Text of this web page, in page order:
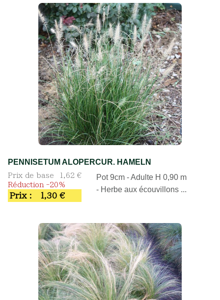
PENNISETUM ALOPERCUR. HAMELN
Prix de base
1,62 €
Réduction -20%
Prix : 1,30 €
Pot 9cm - Adulte H 0,90 m
- Herbe aux écouvillons ...